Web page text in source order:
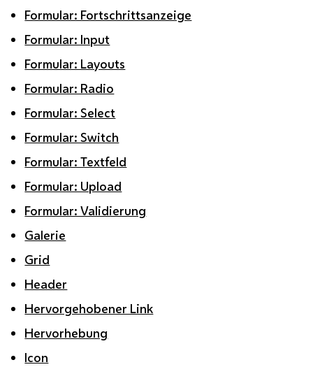
Formular: Fortschrittsanzeige
Formular: Input
Formular: Layouts
Formular: Radio
Formular: Select
Formular: Switch
Formular: Textfeld
Formular: Upload
Formular: Validierung
Galerie
Grid
Header
Hervorgehobener Link
Hervorhebung
Icon